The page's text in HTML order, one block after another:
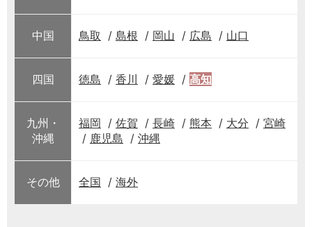
中国 鳥取 島根 岡山 広島 山口
四国 徳島 香川 愛媛 高知
九州・
沖縄
福岡 佐賀 長崎 熊本 大分
宮崎
鹿児島
沖縄
その他 全国 海外